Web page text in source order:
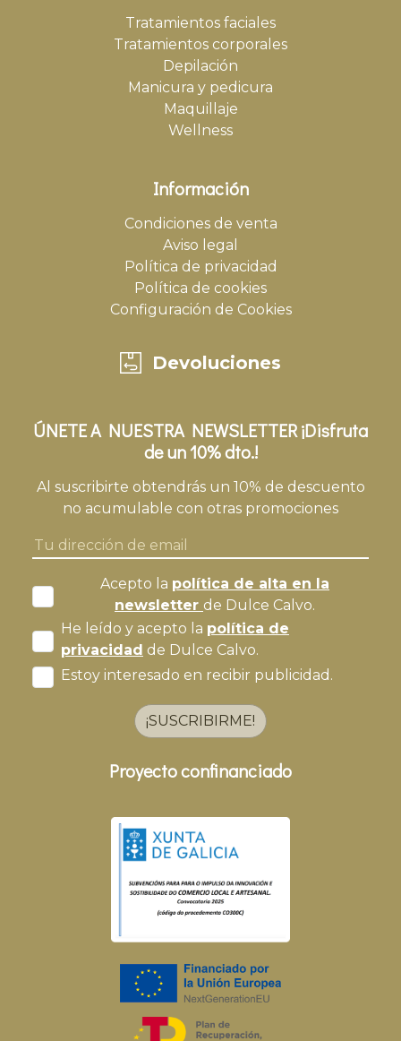
Tratamientos faciales
Tratamientos corporales
Depilación
Manicura y pedicura
Maquillaje
Wellness
Información
Condiciones de venta
Aviso legal
Política de privacidad
Política de cookies
Configuración de Cookies
Devoluciones
ÚNETE A NUESTRA NEWSLETTER ¡Disfruta
de un 10% dto.!
Al suscribirte obtendrás un 10% de descuento
no acumulable con otras promociones
Acepto la política de alta en la
newsletter de Dulce Calvo.
He leído y acepto la política de
privacidad de Dulce Calvo.
Estoy interesado en recibir publicidad.
¡SUSCRIBIRME!
Proyecto confinanciado